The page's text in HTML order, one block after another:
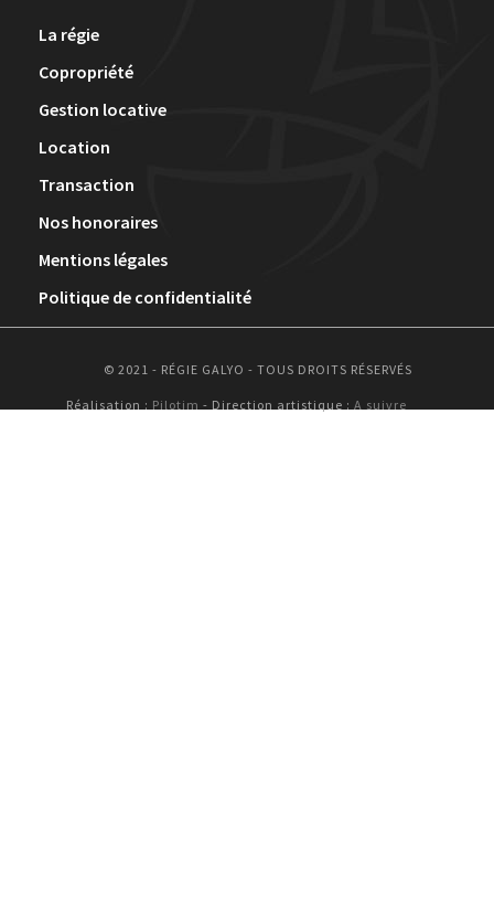
La régie
Copropriété
Gestion locative
Location
Transaction
Nos honoraires
Mentions légales
Politique de confidentialité
© 2021 - RÉGIE GALYO - TOUS DROITS RÉSERVÉS
Réalisation : Pilotim - Direction artistique : A suivre